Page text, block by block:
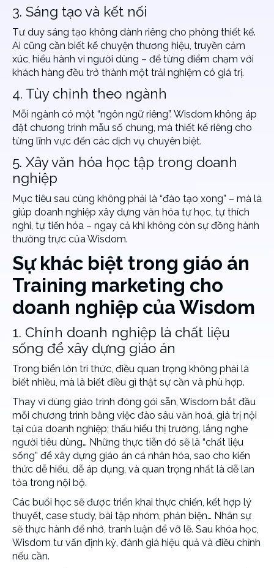
3. Sáng tạo và kết nối
Tư duy sáng tạo không dành riêng cho phòng thiết kế.
Ai cũng cần biết kể chuyện thương hiệu, truyền cảm
xúc, hiểu hành vi người dùng – để từng điểm chạm với
khách hàng đều trở thành một trải nghiệm có giá trị.
4. Tùy chỉnh theo ngành
Mỗi ngành có một “ngôn ngữ riêng”. Wisdom không áp
đặt chương trình mẫu số chung, mà thiết kế riêng cho
từng lĩnh vực đến các dịch vụ chuyên biệt.
5. Xây văn hóa học tập trong doanh
nghiệp
Mục tiêu sau cùng không phải là “đào tạo xong” – mà là
giúp doanh nghiệp xây dựng văn hóa tự học, tự thích
nghi, tự tiến hóa – ngay cả khi không còn sự đồng hành
thường trực của Wisdom.
Sự khác biệt trong giáo án
Training marketing cho
doanh nghiệp của Wisdom
1. Chính doanh nghiệp là chất liệu
sống để xây dựng giáo án
Trong biển lớn tri thức, điều quan trọng không phải là
biết nhiều, mà là biết điều gì thật sự cần và phù hợp.
Thay vì dùng giáo trình đóng gói sẵn, Wisdom bắt đầu
mỗi chương trình bằng việc đào sâu văn hoá, giá trị nội
tại của doanh nghiệp; thấu hiểu thị trường, lắng nghe
người tiêu dùng… Những thực tiễn đó sẽ là “chất liệu
sống” để xây dựng giáo án cá nhân hóa, sao cho kiến
thức dễ hiểu, dễ áp dụng, và quan trọng nhất là dễ lan
tỏa trong nội bộ.
Các buổi học sẽ được triển khai thực chiến, kết hợp lý
thuyết, case study, bài tập nhóm, phản biện… Nhân sự
sẽ thực hành để nhớ, tranh luận để vỡ lẽ. Sau khóa học,
Wisdom tư vấn định kỳ, đánh giá hiệu quả và điều chỉnh
nếu cần.